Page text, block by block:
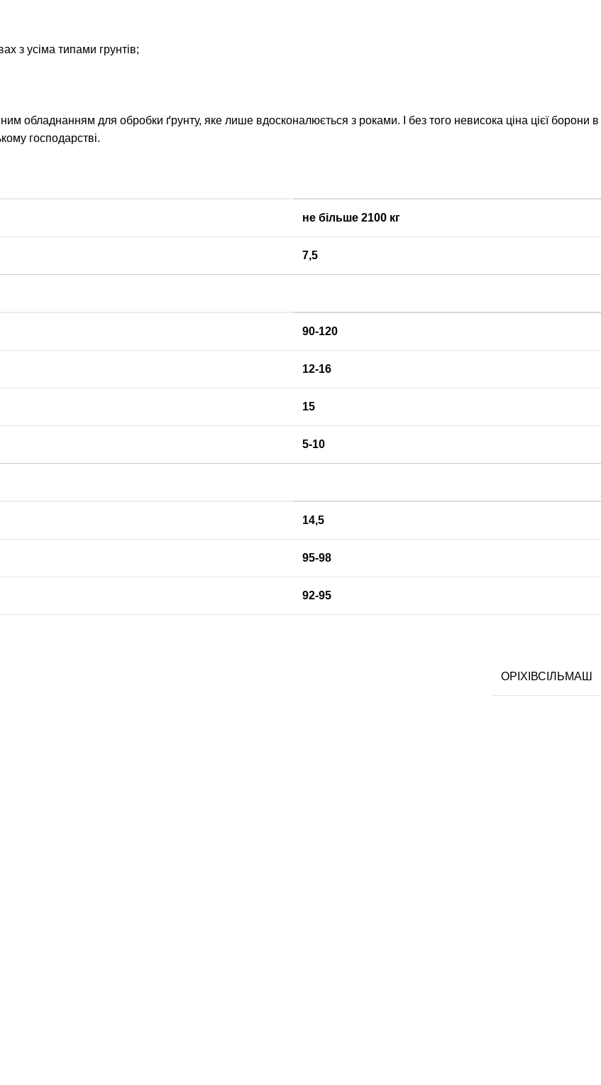
з усіма типами грунтів;
обладнанням для обробки ґрунту, яке лише вдосконалюється з роками. І без того невисока ціна цієї борони в
господарстві.
не більше 2100 кг
7,5
90-120
12-16
15
5-10
14,5
95-98
92-95
ОРІХІВСІЛЬМАШ